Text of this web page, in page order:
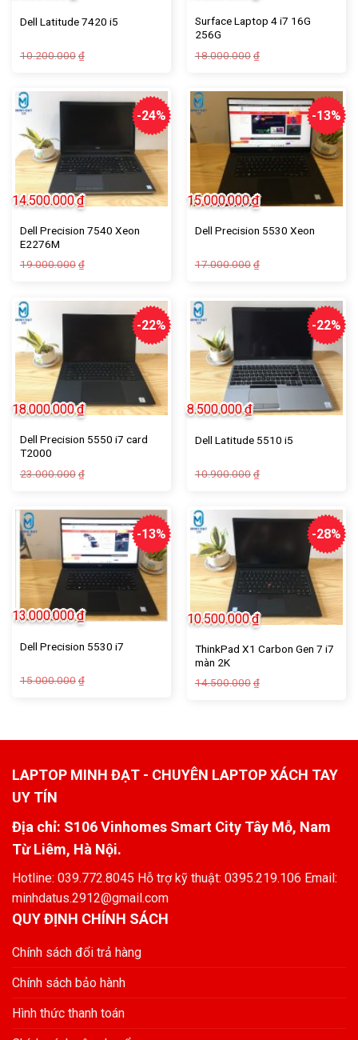
Dell Latitude 7420 i5
10.200.000 ₫
Surface Laptop 4 i7 16G
256G
18.000.000 ₫
-24%
Dell Precision 7540 Xeon
E2276M
19.000.000 ₫
14.500.000₫
-13%
Dell Precision 5530 Xeon
17.000.000 ₫
15.000.000₫
-22%
Dell Precision 5550 i7 card
T2000
23.000.000 ₫
18.000.000₫
-22%
Dell Latitude 5510 i5
10.900.000 ₫
8.500.000₫
-13%
Dell Precision 5530 i7
15.000.000 ₫
13.000.000₫
-28%
ThinkPad X1 Carbon Gen 7 i7
màn 2K
14.500.000 ₫
10.500.000₫
LAPTOP MINH ĐẠT - CHUYÊN LAPTOP XÁCH TAY
UY TÍN
Địa chỉ: S106 Vinhomes Smart City Tây Mỗ, Nam
Từ Liêm, Hà Nội.
Hotline: 039.772.8045 Hỗ trợ kỹ thuật: 0395.219.106 Email:
minhdatus.2912@gmail.com
QUY ĐỊNH CHÍNH SÁCH
Chính sách đổi trả hàng
Chính sách bảo hành
Hình thức thanh toán